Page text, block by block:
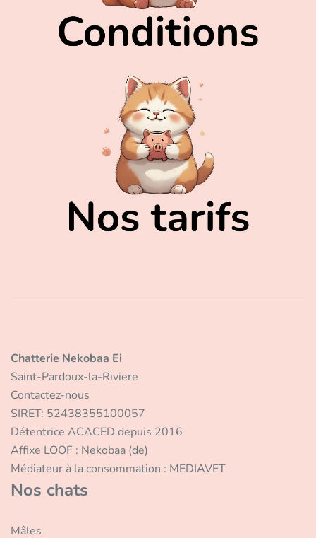
Chatterie Nekobaa Ei
Saint-Pardoux-la-Riviere
Contactez-nous
SIRET: 52438355100057
Détentrice ACACED depuis 2016
Affixe LOOF : Nekobaa (de)
Médiateur à la consommation : MEDIAVET
Nos chats
Mâles